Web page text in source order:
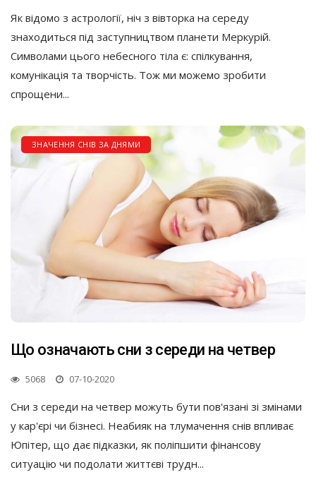
Як відомо з астрології, ніч з вівторка на середу
знаходиться під заступництвом планети Меркурій.
Символами цього небесного тіла є: спілкування,
комунікація та творчість. Тож ми можемо зробити
спрощени...
ЗНАЧЕННЯ СНІВ ЗА ДНЯМИ
Що означають сни з середи на четвер
5068 07-10-2020
Сни з середи на четвер можуть бути пов'язані зі змінами
у кар'єрі чи бізнесі. Неабияк на тлумачення снів впливає
Юпітер, що дає підказки, як поліпшити фінансову
ситуацію чи подолати життєві трудн...